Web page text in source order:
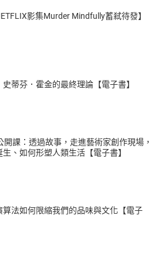
影集Murder Mindfully蓄弒待發】
史蒂芬．霍金的最終理論【電子書】
開課：透過故事，走進藝術家創作現場，
、如何形塑人類生活【電子書】
算法如何限縮我們的品味與文化【電子